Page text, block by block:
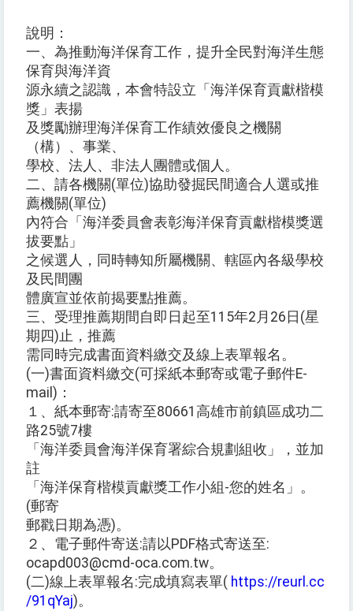
說明：
一、為推動海洋保育工作，提升全民對海洋生態
保育與海洋資
源永續之認識，本會特設立「海洋保育貢獻楷模
獎」表揚
及獎勵辦理海洋保育工作績效優良之機關
（構）、事業、
學校、法人、非法人團體或個人。
二、請各機關(單位)協助發掘民間適合人選或推
薦機關(單位)
內符合「海洋委員會表彰海洋保育貢獻楷模獎選
拔要點」
之候選人，同時轉知所屬機關、轄區內各級學校
及民間團
體廣宣並依前揭要點推薦。
三、受理推薦期間自即日起至115年2月26日(星
期四)止，推薦
需同時完成書面資料繳交及線上表單報名。
(一)書面資料繳交(可採紙本郵寄或電子郵件E-
mail)：
１、紙本郵寄:請寄至80661高雄市前鎮區成功二
路25號7樓
「海洋委員會海洋保育署綜合規劃組收」，並加
註
「海洋保育楷模貢獻獎工作小組-您的姓名」。
(郵寄
郵戳日期為憑)。
２、電子郵件寄送:請以PDF格式寄送至:
ocapd003@cmd-oca.com.tw。
(二)線上表單報名:完成填寫表單( https://reurl.cc
/91qYaj)。